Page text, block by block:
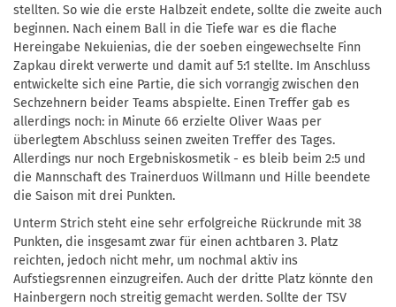
stellten. So wie die erste Halbzeit endete, sollte die zweite auch
beginnen. Nach einem Ball in die Tiefe war es die flache
Hereingabe Nekuienias, die der soeben eingewechselte Finn
Zapkau direkt verwerte und damit auf 5:1 stellte. Im Anschluss
entwickelte sich eine Partie, die sich vorrangig zwischen den
Sechzehnern beider Teams abspielte. Einen Treffer gab es
allerdings noch: in Minute 66 erzielte Oliver Waas per
überlegtem Abschluss seinen zweiten Treffer des Tages.
Allerdings nur noch Ergebniskosmetik - es bleib beim 2:5 und
die Mannschaft des Trainerduos Willmann und Hille beendete
die Saison mit drei Punkten.
Unterm Strich steht eine sehr erfolgreiche Rückrunde mit 38
Punkten, die insgesamt zwar für einen achtbaren 3. Platz
reichten, jedoch nicht mehr, um nochmal aktiv ins
Aufstiegsrennen einzugreifen. Auch der dritte Platz könnte den
Hainbergern noch streitig gemacht werden. Sollte der TSV